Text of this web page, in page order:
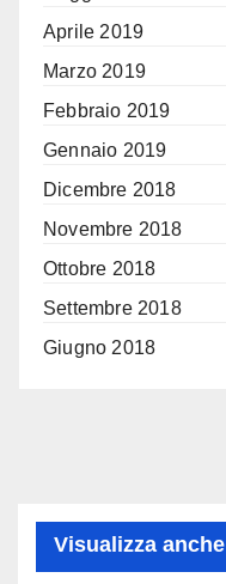
Aprile 2019
Marzo 2019
Febbraio 2019
Gennaio 2019
Dicembre 2018
Novembre 2018
Ottobre 2018
Settembre 2018
Giugno 2018
Visualizza anche